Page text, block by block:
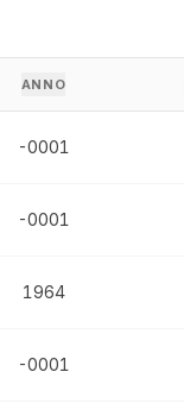
ANNO
-0001
-0001
1964
-0001